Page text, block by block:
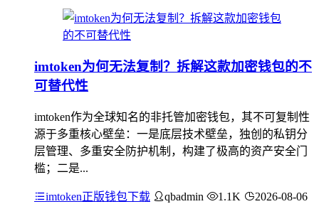
imtoken为何无法复制？拆解这款加密钱包的不
可替代性
imtoken作为全球知名的非托管加密钱包，其不可复制性
源于多重核心壁垒：一是底层技术壁垒，独创的私钥分
层管理、多重安全防护机制，构建了极高的资产安全门
槛；二是...
imtoken正版钱包下载 qbadmin 1.1K 2026-08-06